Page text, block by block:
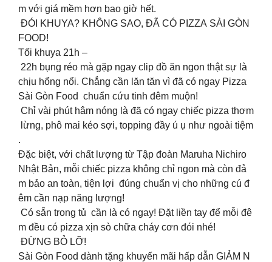
m với giá mềm hơn bao giờ hết.
ĐÓI KHUYA? KHÔNG SAO, ĐÃ CÓ PIZZA SÀI GÒN
FOOD!
Tối khuya 21h –
22h bụng réo mà gặp ngay clip đồ ăn ngon thật sự là
chịu hổng nổi. Chẳng cần lăn tăn vì đã có ngay Pizza
Sài Gòn Food chuẩn cứu tinh đêm muộn!
Chỉ vài phút hâm nóng là đã có ngay chiếc pizza thơm
lừng, phô mai kéo sợi, topping đầy ú ụ như ngoài tiệm
.
Đặc biệt, với chất lượng từ Tập đoàn Maruha Nichiro
Nhật Bản, mỗi chiếc pizza không chỉ ngon mà còn đả
m bảo an toàn, tiện lợi đúng chuẩn vị cho những cú đ
êm cần nạp năng lượng!
Có sẵn trong tủ cần là có ngay! Đặt liền tay để mỗi đê
m đều có pizza xịn sò chữa cháy cơn đói nhé!
ĐỪNG BỎ LỠ!
Sài Gòn Food dành tặng khuyến mãi hấp dẫn GIẢM N